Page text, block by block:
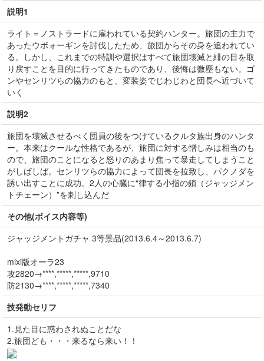
説明1
ライト＝ノストラードに雇われている契約ハンター。旅団の主力で
あったウボォーギンを討伐したため、旅団からその身を追われてい
る。しかし、これまでの特訓や選択はすべて旅団壊滅と緋の目を取
り戻すことを目的に行ってきたものであり、後悔は微塵もない。ゴ
ンやセンリツらの協力のもと、変装姿でじわじわと団長へ近づいて
いく
説明2
旅団を壊滅させるべく団員の後をつけているクルタ族出身のハンタ
ー。本来はクールな性格であるが、旅団に対する憎しみは相当のも
ので、旅団のことになると怒りのあまり焦って暴走してしまうこと
がしばしば。センリツらの協力によって団長を拉致し、パクノダを
誘い出すことに成功。2人の心臓に“律する小指の鎖（ジャッジメン
トチェーン）”を刺し込んだ
その他(ボイス内容等)
ジャッジメントガチャ 3等景品(2013.6.4～2013.6.7)
mixi版オーラ23
攻2820→****,*****,*****,9710
防2130→****,*****,*****,7340
技発動セリフ
1.見た目に惑わされぬことだな
2.旅団ども・・・来るなら来い！！